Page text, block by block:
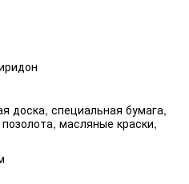
доска, специальная бумага,
масляные краски,